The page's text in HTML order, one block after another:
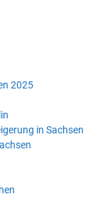
2025
in Sachsen